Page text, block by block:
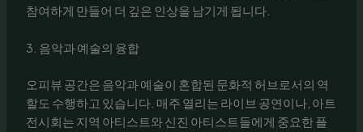
참여하게 만들어 더 깊은 인상을 남기게 됩니다.
3. 음악과 예술의 융합
오피뷰 공간은 음악과 예술이 혼합된 문화적 허브로서의 역
할도 수행하고 있습니다. 매주 열리는 라이브 공연이나, 아트
전시회는 지역 아티스트와 신진 아티스트들에게 중요한 플